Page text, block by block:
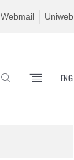
Webmail Uniweb
ENG